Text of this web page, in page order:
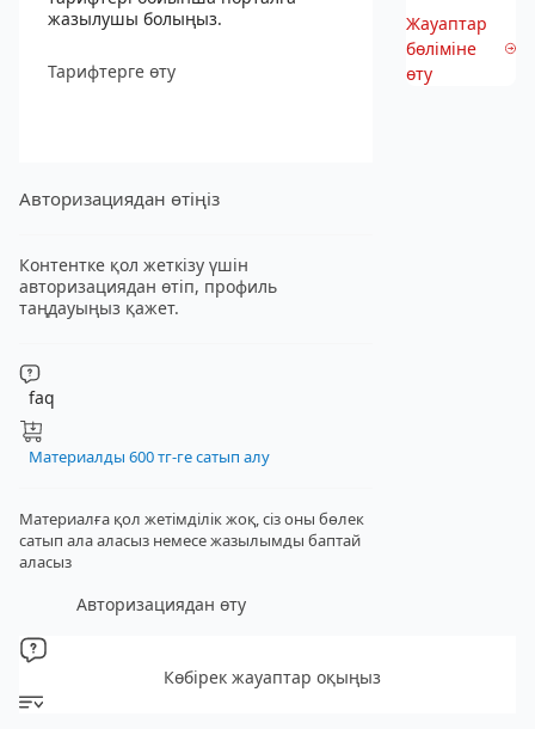
жазылушы болыңыз.
Тарифтерге өту
Авторизациядан өтіңіз
Контентке қол жеткізу үшін
авторизациядан өтіп, профиль
таңдауыңыз қажет.
faq
Материалды 600 тг-ге сатып алу
Материалға қол жетімділік жоқ, сіз оны бөлек
сатып ала аласыз немесе жазылымды баптай
аласыз
Авторизациядан өту
Жауаптар
бөліміне
өту
Көбірек жауаптар оқыңыз